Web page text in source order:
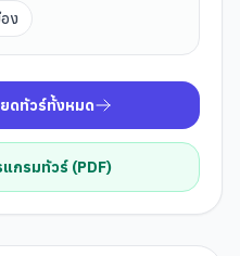
ง
ดทัวร์ทั้งหมด
กรมทัวร์ (PDF)